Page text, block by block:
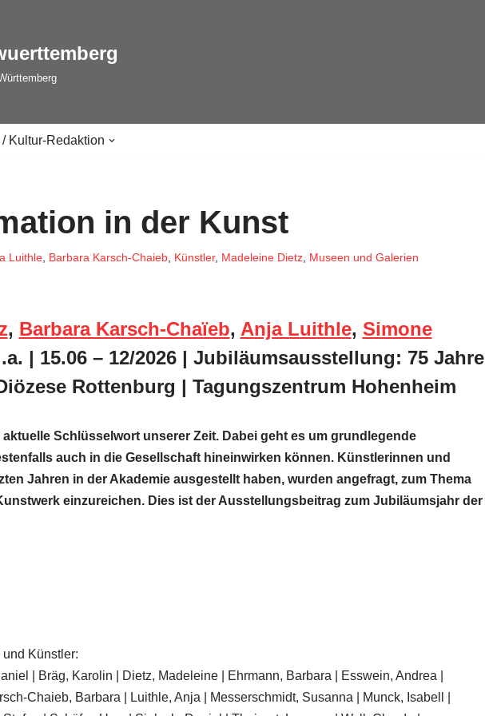
Kultur-Redaktion
in der Kunst
Luithle, Barbara Karsch-Chaieb, Künstler, Madeleine Dietz, Museen und Galerien
, Barbara Karsch-Chaïeb, Anja Luithle, Simone
| 15.06 – 12/2026 | Jubiläumsausstellung: 75 Jahre
Rottenburg | Tagungszentrum Hohenheim
Schlüsselwort unserer Zeit. Dabei geht es um grundlegende
auch in die Gesellschaft hineinwirken können. Künstlerinnen und
Jahren in der Akademie ausgestellt haben, wurden angefragt, zum Thema
einzureichen. Dies ist der Ausstellungsbeitrag zum Jubiläumsjahr der
Künstler:
| Bräg, Karolin | Dietz, Madeleine | Ehrmann, Barbara | Esswein, Andrea |
Chaieb, Barbara | Luithle, Anja | Messerschmidt, Susanna | Munck, Isabell |